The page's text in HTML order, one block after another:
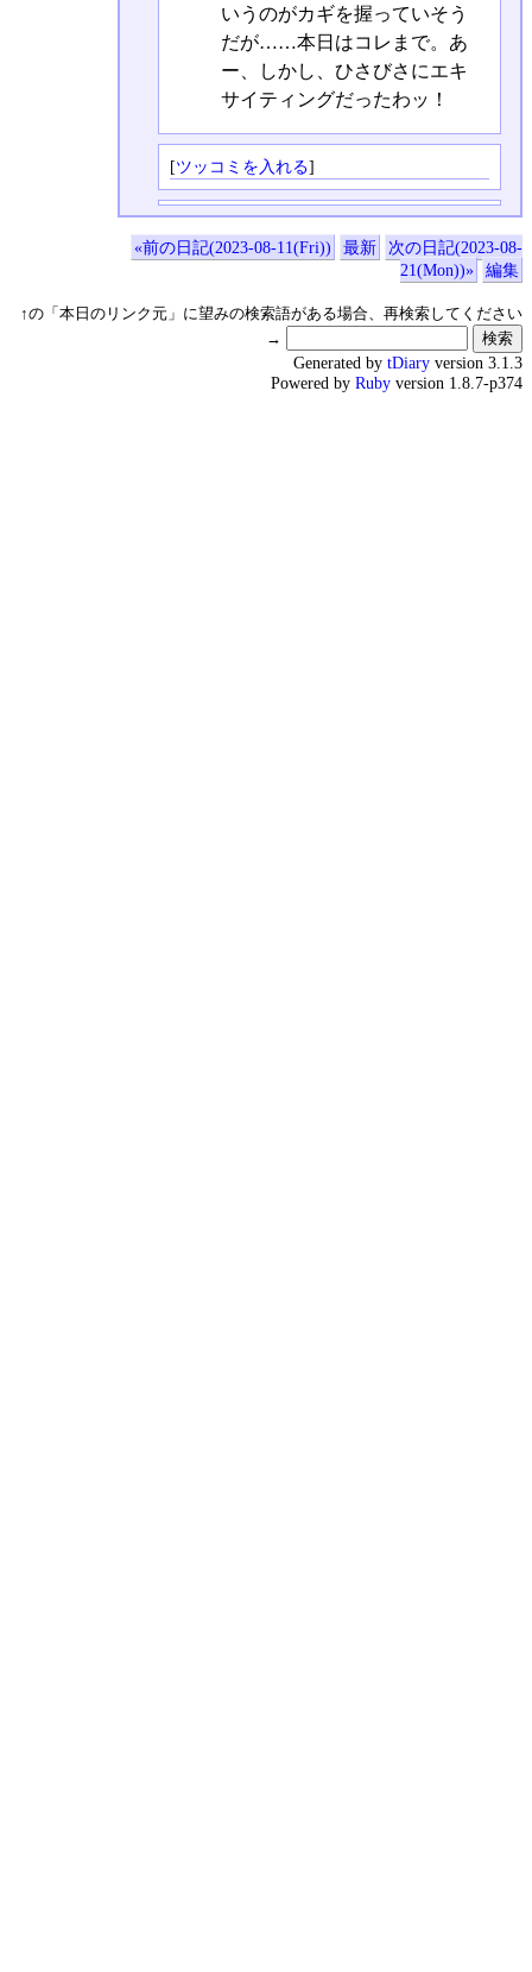
いうのがカギを握っていそう
だが……本日はコレまで。あ
ー、しかし、ひさびさにエキ
サイティングだったわッ！
[ツッコミを入れる]
«前の日記(2023-08-11(Fri)) 最新
次の日記(2023-08-
21(Mon))»
編集
↑の「本日のリンク元」に望みの検索語がある場合、再検索してください
→
Generated by tDiary version 3.1.3
Powered by Ruby version 1.8.7-p374